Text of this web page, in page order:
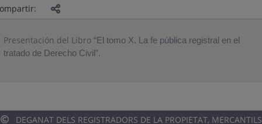
Presentación del Libro “El tomo X. La fe pública registral en el
tratado de Derecho Civil”.
DEGANAT DELS REGISTRADORS DE LA PROPIETAT, MERCANTILS